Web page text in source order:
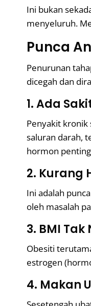
Ini bukan
menyeluruh.
Punca
Penurunan
dicegah dan
1. Ada
Penyakit kronik
saluran darah,
hormon
2. Kurang
Ini adalah
oleh masalah
3. BMI
Obesiti
estrogen
4. Makan